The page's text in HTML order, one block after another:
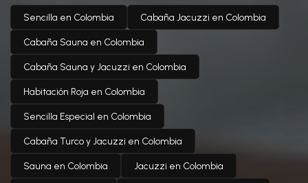
Sencilla en Colombia Cabaña Jacuzzi en Colombia
Cabaña Sauna en Colombia
Cabaña Sauna y Jacuzzi en Colombia
Habitación Roja en Colombia
Sencilla Especial en Colombia
Cabaña Turco y Jacuzzi en Colombia
Sauna en Colombia Jacuzzi en Colombia